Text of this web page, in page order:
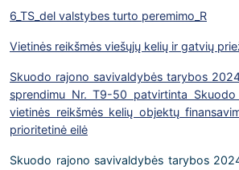
6_TS_del valstybes turto peremimo_R
Vietinės reikšmės viešųjų kelių ir gatvių
Skuodo rajono savivaldybės tarybos
sprendimu Nr. T9-50 patvirtinta
vietinės reikšmės kelių objektų
prioritetinė eilė
Skuodo rajono savivaldybės tarybos